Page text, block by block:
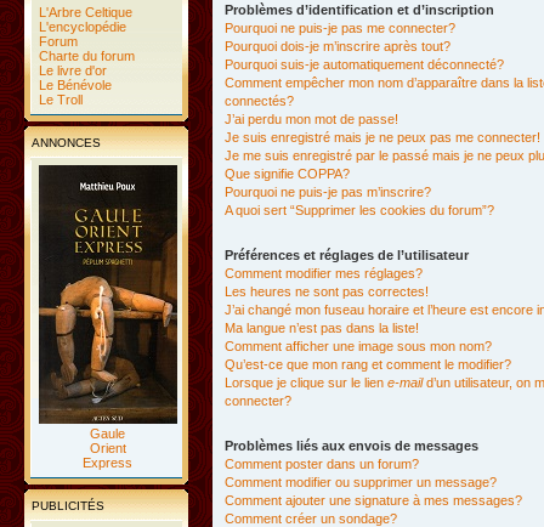
L'Arbre Celtique
L'encyclopédie
Forum
Charte du forum
Le livre d'or
Le Bénévole
Le Troll
ANNONCES
Gaule
Orient
Express
PUBLICITÉS
Problèmes d’identification et d’inscription
Pourquoi ne puis-je pas me connecter?
Pourquoi dois-je m’inscrire après tout?
Pourquoi suis-je automatiquement déconnecté?
Comment empêcher mon nom d’apparaître dans la
connectés?
J’ai perdu mon mot de passe!
Je suis enregistré mais je ne peux pas me connecter!
Je me suis enregistré par le passé mais je ne peux
Que signifie COPPA?
Pourquoi ne puis-je pas m’inscrire?
A quoi sert “Supprimer les cookies du forum”?
Préférences et réglages de l’utilisateur
Comment modifier mes réglages?
Les heures ne sont pas correctes!
J’ai changé mon fuseau horaire et l’heure est encore
Ma langue n’est pas dans la liste!
Comment afficher une image sous mon nom?
Qu’est-ce que mon rang et comment le modifier?
Lorsque je clique sur le lien e-maild’un utilisateur, on
connecter?
Problèmes liés aux envois de messages
Comment poster dans un forum?
Comment modifier ou supprimer un message?
Comment ajouter une signature à mes messages?
Comment créer un sondage?